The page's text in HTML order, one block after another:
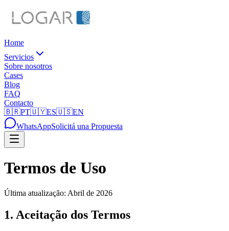
Home
Servicios
Sobre nosotros
Cases
Blog
FAQ
Contacto
🇧🇷PT🇺🇾ES🇺🇸EN
WhatsAppSolicitá una Propuesta
Termos de Uso
Última atualização: Abril de 2026
1. Aceitação dos Termos